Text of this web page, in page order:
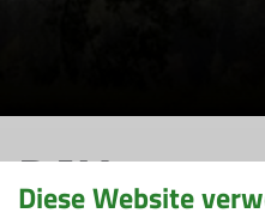
DAV-
Diese Website